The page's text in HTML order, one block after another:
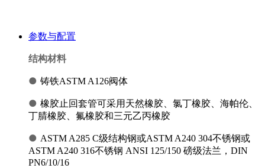
参数与配置
结构材料
● 铸铁ASTM A126阀体
● 橡胶止回套管可采用天然橡胶、氯丁橡胶、海帕伦、
丁腈橡胶、氟橡胶和三元乙丙橡胶
● ASTM A285 C级结构钢或ASTM A240 304不锈钢或
ASTM A240 316不锈钢 ANSI 125/150 磅级法兰，DIN
PN6/10/16